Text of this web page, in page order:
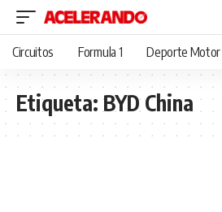
Circuitos Formula 1 Deporte Motor
Etiqueta:BYD China